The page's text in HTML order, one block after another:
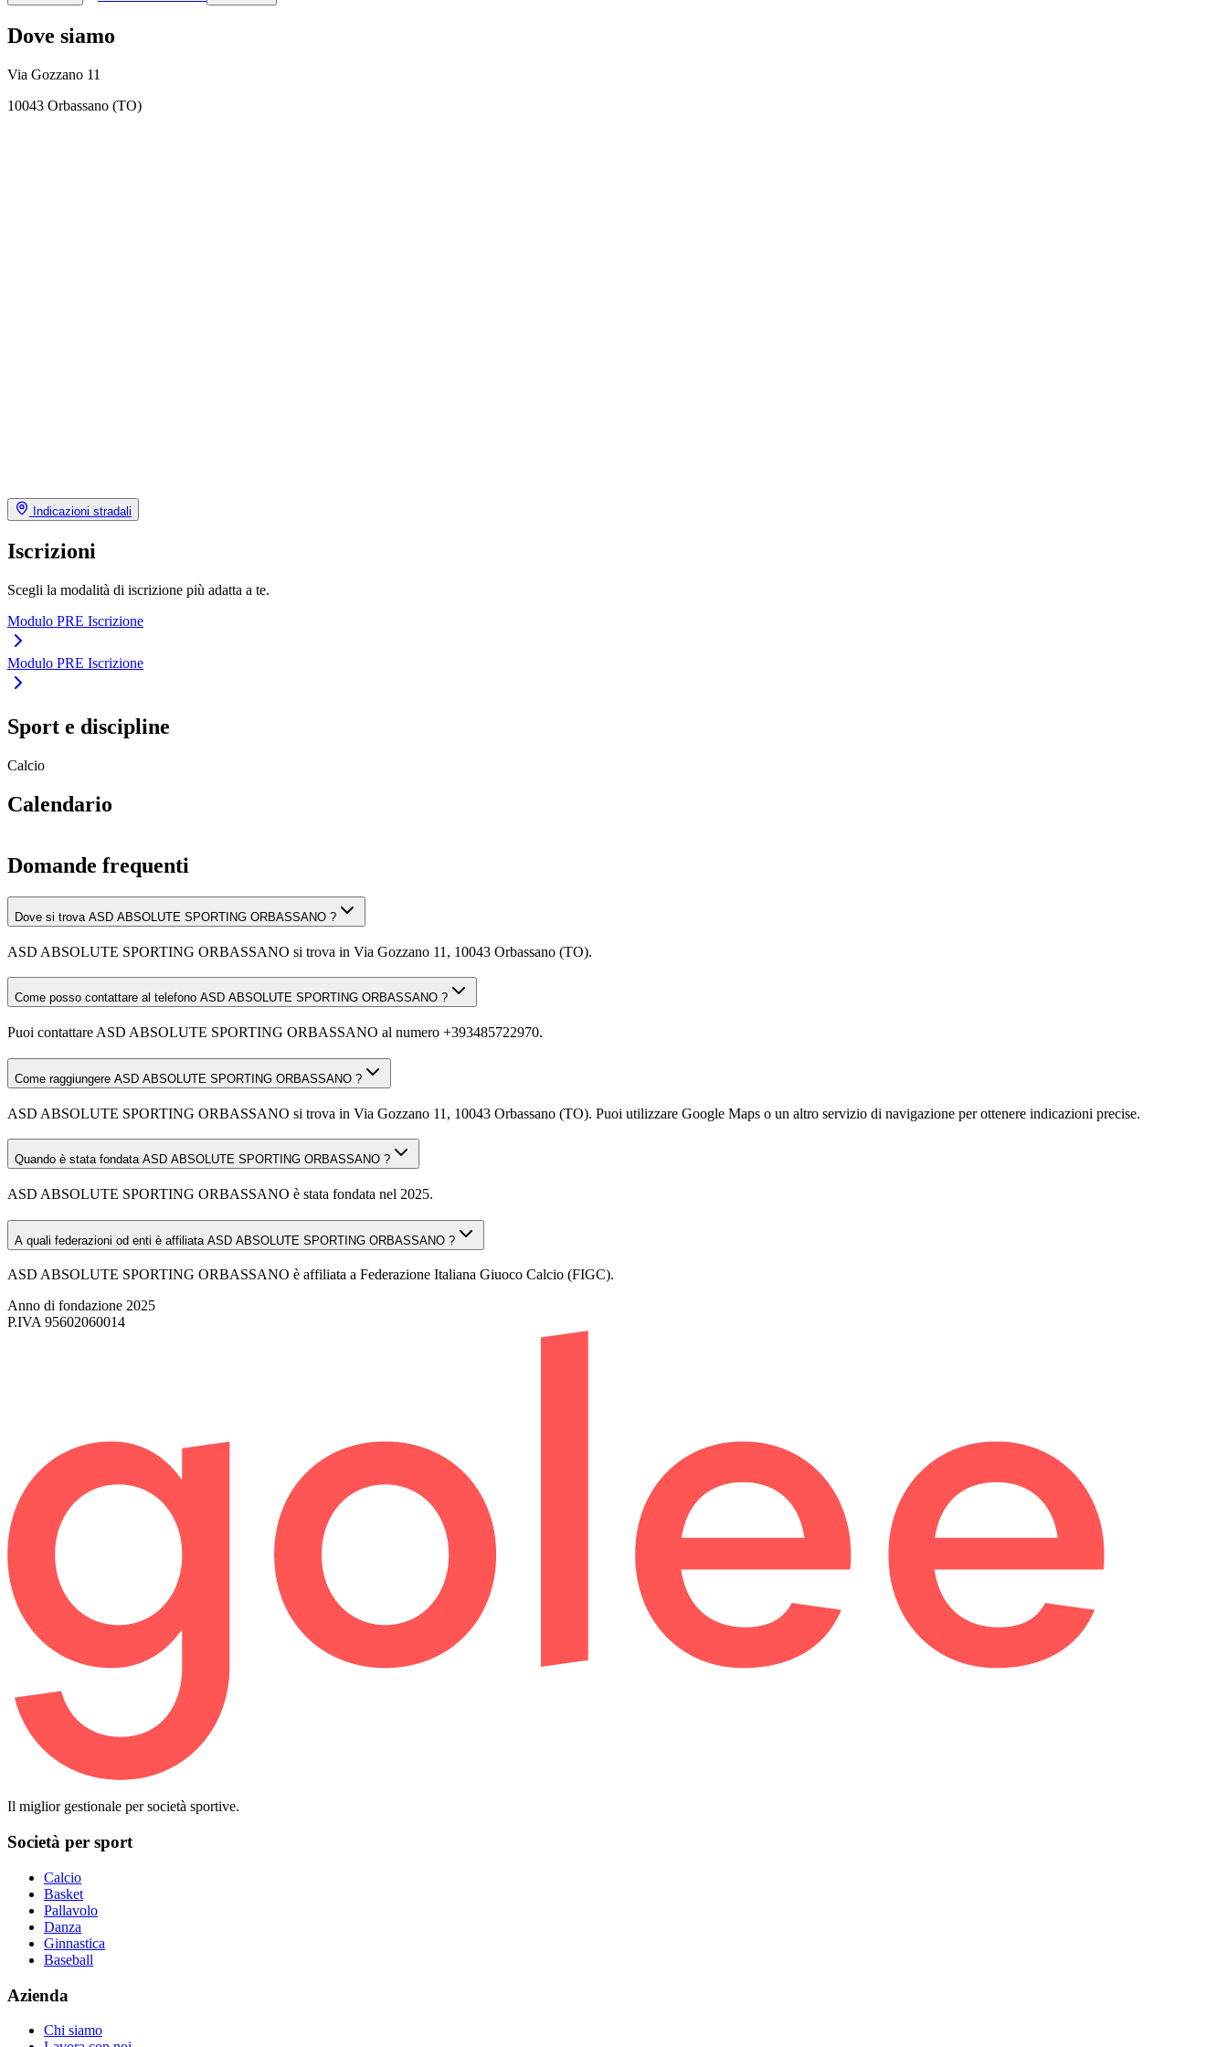
Dove siamo
Via Gozzano 11
10043 Orbassano (TO)
Indicazioni stradali
Iscrizioni
Scegli la modalità di iscrizione più adatta a te.
Modulo PRE Iscrizione
Modulo PRE Iscrizione
Sport e discipline
Calcio
Calendario
Domande frequenti
Dove si trova ASD ABSOLUTE SPORTING ORBASSANO ?
ASD ABSOLUTE SPORTING ORBASSANO si trova in Via Gozzano 11, 10043 Orbassano (TO).
Come posso contattare al telefono ASD ABSOLUTE SPORTING ORBASSANO ?
Puoi contattare ASD ABSOLUTE SPORTING ORBASSANO al numero +393485722970.
Come raggiungere ASD ABSOLUTE SPORTING ORBASSANO ?
ASD ABSOLUTE SPORTING ORBASSANO si trova in Via Gozzano 11, 10043 Orbassano (TO). Puoi utilizzare Google Maps o un altro servizio di navigazione per ottenere indicazioni precise.
Quando è stata fondata ASD ABSOLUTE SPORTING ORBASSANO ?
ASD ABSOLUTE SPORTING ORBASSANO è stata fondata nel 2025.
A quali federazioni od enti è affiliata ASD ABSOLUTE SPORTING ORBASSANO ?
ASD ABSOLUTE SPORTING ORBASSANO è affiliata a Federazione Italiana Giuoco Calcio (FIGC).
Anno di fondazione 2025
P.IVA 95602060014
Il miglior gestionale per società sportive.
Società per sport
Calcio
Basket
Pallavolo
Danza
Ginnastica
Baseball
Azienda
Chi siamo